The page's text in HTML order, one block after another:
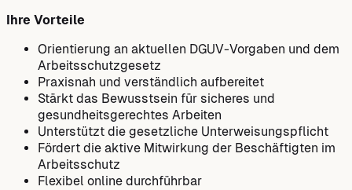
Ihre Vorteile
Orientierung an aktuellen DGUV-Vorgaben und dem
Arbeitsschutzgesetz
Praxisnah und verständlich aufbereitet
Stärkt das Bewusstsein für sicheres und
gesundheitsgerechtes Arbeiten
Unterstützt die gesetzliche Unterweisungspflicht
Fördert die aktive Mitwirkung der Beschäftigten im
Arbeitsschutz
Flexibel online durchführbar